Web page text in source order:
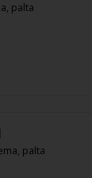
palta
palta